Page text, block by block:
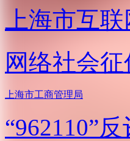
上海市互联
网络社会征
上海市工商管理局
“962110”